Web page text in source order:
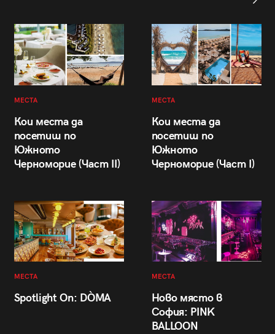
МЕСТА
Кои места да
посетиш по
Южното
Черноморие (Част II)
МЕСТА
Кои места да
посетиш по
Южното
Черноморие (Част I)
МЕСТА
Spotlight On: DÒMA
МЕСТА
Ново място в
София: PINK
BALLOON